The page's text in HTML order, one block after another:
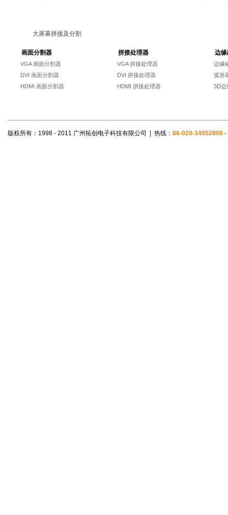
大屏幕拼接及分割
画面分割器
VGA 画面分割器
DVI 画面分割器
HDMI 画面分割器
拼接处理器
VGA 拼接处理器
DVI 拼接处理器
HDMI 拼接处理器
边
边缘
弧形
3D边
版权所有：1998 - 2011 广州拓创电子科技有限公司 | 热线： 86-020-34052806 -